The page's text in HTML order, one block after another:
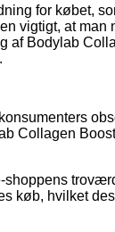
for købet,
vigtigt, at man
af Bodylab
Collagen
shoppens
køb, hvilket